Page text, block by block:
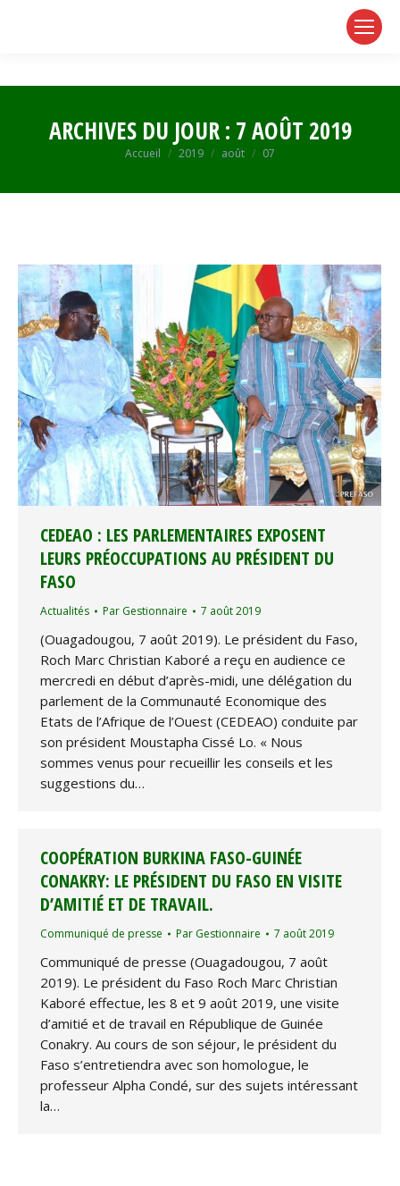
ARCHIVES DU JOUR : 7 AOÛT 2019
Vous êtes ici :
Accueil 2019 août 07
CEDEAO : LES PARLEMENTAIRES EXPOSENT
LEURS PRÉOCCUPATIONS AU PRÉSIDENT DU
FASO
Actualités Par Gestionnaire 7 août 2019
(Ouagadougou, 7 août 2019). Le président du Faso,
Roch Marc Christian Kaboré a reçu en audience ce
mercredi en début d’après-midi, une délégation du
parlement de la Communauté Economique des
Etats de l’Afrique de l’Ouest (CEDEAO) conduite par
son président Moustapha Cissé Lo. « Nous
sommes venus pour recueillir les conseils et les
suggestions du…
COOPÉRATION BURKINA FASO-GUINÉE
CONAKRY: LE PRÉSIDENT DU FASO EN VISITE
D’AMITIÉ ET DE TRAVAIL.
Communiqué de presse Par Gestionnaire 7 août 2019
Communiqué de presse (Ouagadougou, 7 août
2019). Le président du Faso Roch Marc Christian
Kaboré effectue, les 8 et 9 août 2019, une visite
d’amitié et de travail en République de Guinée
Conakry. Au cours de son séjour, le président du
Faso s’entretiendra avec son homologue, le
professeur Alpha Condé, sur des sujets intéressant
la…